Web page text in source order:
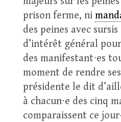
prison ferme, ni
des peines avec
d’intérêt général
des manifestant⋅es
moment de rendre
présidente le dit
à chacun⋅e des cinq
comparaissent ce